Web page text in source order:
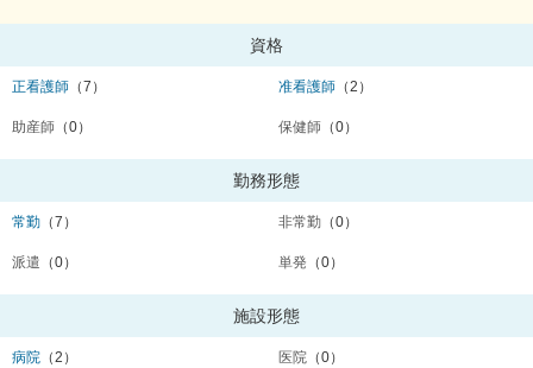
資格
正看護師 （7） 准看護師 （2）
助産師 （0） 保健師 （0）
勤務形態
常勤 （7） 非常勤 （0）
派遣 （0） 単発 （0）
施設形態
病院 （2） 医院 （0）